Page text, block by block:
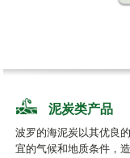
泥炭类产品
波罗的海泥炭以其优良
宜的气候和地质条件，